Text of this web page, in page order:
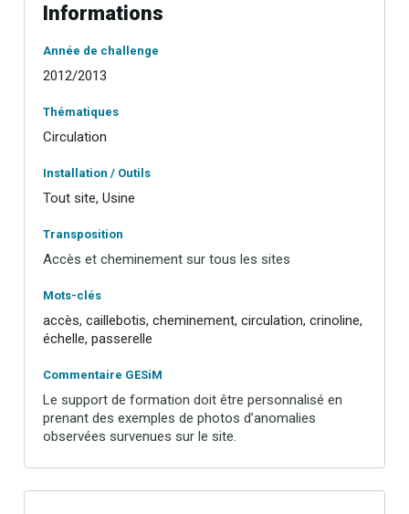
Informations
Année de challenge
2012/2013
Thématiques
Circulation
Installation / Outils
Tout site, Usine
Transposition
Accès et cheminement sur tous les sites
Mots-clés
accès, caillebotis, cheminement, circulation, crinoline,
échelle, passerelle
Commentaire GESiM
Le support de formation doit être personnalisé en
prenant des exemples de photos d’anomalies
observées survenues sur le site.